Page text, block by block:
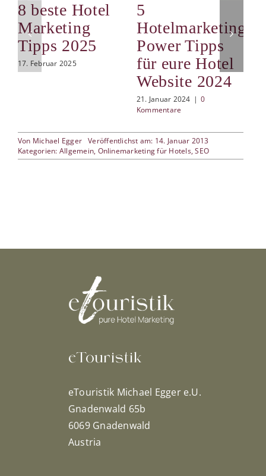
8 beste Hotel
Marketing
Tipps 2025
17. Februar 2025
5
Hotelmarketing
Power Tipps
für eure Hotel
Website 2024
21. Januar 2024 | 0
Kommentare
Von Michael Egger Veröffentlichst am: 14. Januar 2013
Kategorien: Allgemein, Onlinemarketing für Hotels,SEO
eTouristik
eTouristik Michael Egger e.U.
Gnadenwald 65b
6069 Gnadenwald
Austria